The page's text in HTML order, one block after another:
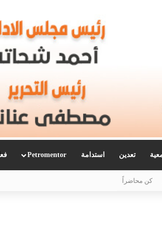
تعدين استدامة Petromentor
كن محاضراً